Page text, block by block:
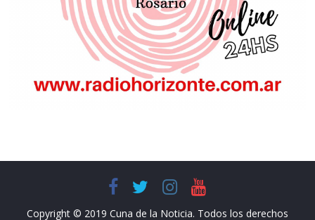
Copyright © 2019 Cuna de la Noticia. Todos los derechos